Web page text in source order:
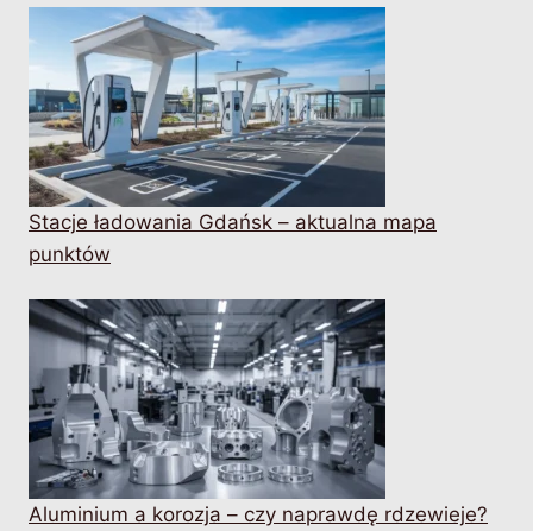
Stacje ładowania Gdańsk – aktualna mapa
punktów
Aluminium a korozja – czy naprawdę rdzewieje?